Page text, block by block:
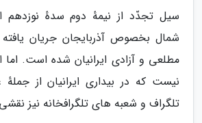
سیل تجدّد از نیمهٔ دوم سدهٔ نوزدهم
شمال بخصوص آذربایجان جریان
مطلعی و آزادی ایرانیان شده است. اما
نیست که در بیداری ایرانیان از
تلگراف و شعبه های تلگرافخانه نیز